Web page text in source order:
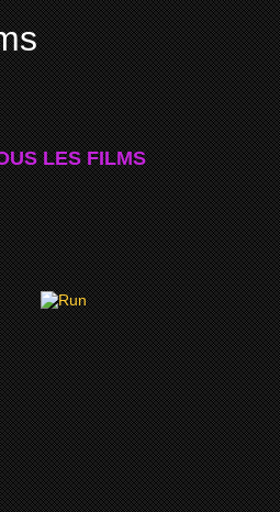
LES FILMS
2014
RUN